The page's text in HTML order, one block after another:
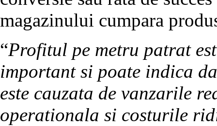
magazinului cumpara
“Profitul pe metru patrat
important si poate indica
este cauzata de vanzarile
operationala si costurile